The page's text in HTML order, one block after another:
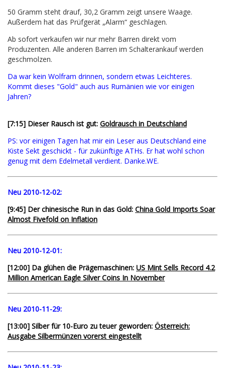
50 Gramm steht drauf, 30,2 Gramm zeigt unsere Waage.
Außerdem hat das Prüfgerät „Alarm“ geschlagen.
Ab sofort verkaufen wir nur mehr Barren direkt vom
Produzenten. Alle anderen Barren im Schalterankauf werden
geschmolzen.
Da war kein Wolfram drinnen, sondern etwas Leichteres.
Kommt dieses "Gold" auch aus Rumänien wie vor einigen
Jahren?
[7:15] Dieser Rausch ist gut: Goldrausch in Deutschland
PS: vor einigen Tagen hat mir ein Leser aus Deutschland eine
Kiste Sekt geschickt - für zukünftige ATHs. Er hat wohl schon
genug mit dem Edelmetall verdient. Danke.WE.
Neu 2010-12-02:
[9:45] Der chinesische Run in das Gold: China Gold Imports Soar
Almost Fivefold on Inflation
Neu 2010-12-01:
[12:00] Da glühen die Prägemaschinen: US Mint Sells Record 4.2
Million American Eagle Silver Coins In November
Neu 2010-11-29:
[13:00] Silber für 10-Euro zu teuer geworden: Österreich:
Ausgabe Silbermünzen vorerst eingestellt